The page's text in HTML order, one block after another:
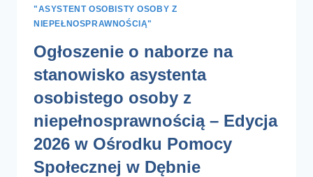
"ASYSTENT OSOBISTY OSOBY Z
NIEPEŁNOSPRAWNOŚCIĄ"
Ogłoszenie o naborze na
stanowisko asystenta
osobistego osoby z
niepełnosprawnością – Edycja
2026 w Ośrodku Pomocy
Społecznej w Dębnie